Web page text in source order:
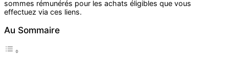
Au Sommaire